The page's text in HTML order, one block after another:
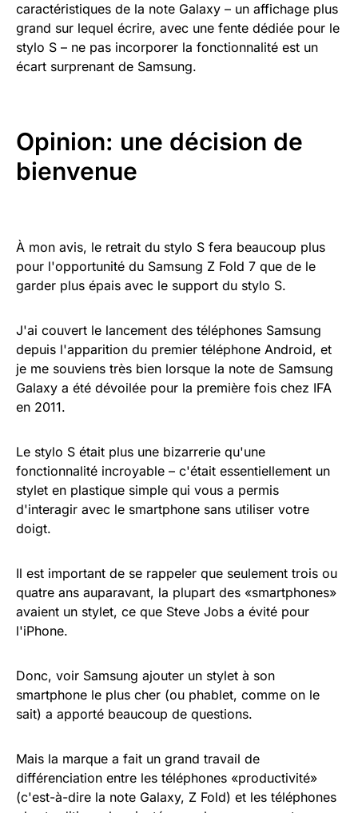
caractéristiques de la note Galaxy – un affichage plus
grand sur lequel écrire, avec une fente dédiée pour le
stylo S – ne pas incorporer la fonctionnalité est un
écart surprenant de Samsung.
Opinion: une décision de
bienvenue
À mon avis, le retrait du stylo S fera beaucoup plus
pour l'opportunité du Samsung Z Fold 7 que de le
garder plus épais avec le support du stylo S.
J'ai couvert le lancement des téléphones Samsung
depuis l'apparition du premier téléphone Android, et
je me souviens très bien lorsque la note de Samsung
Galaxy a été dévoilée pour la première fois chez IFA
en 2011.
Le stylo S était plus une bizarrerie qu'une
fonctionnalité incroyable – c'était essentiellement un
stylet en plastique simple qui vous a permis
d'interagir avec le smartphone sans utiliser votre
doigt.
Il est important de se rappeler que seulement trois ou
quatre ans auparavant, la plupart des «smartphones»
avaient un stylet, ce que Steve Jobs a évité pour
l'iPhone.
Donc, voir Samsung ajouter un stylet à son
smartphone le plus cher (ou phablet, comme on le
sait) a apporté beaucoup de questions.
Mais la marque a fait un grand travail de
différenciation entre les téléphones «productivité»
(c'est-à-dire la note Galaxy, Z Fold) et les téléphones